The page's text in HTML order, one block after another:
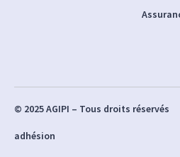
© 2025 AGIPI – Tous droits réservés
adhésion